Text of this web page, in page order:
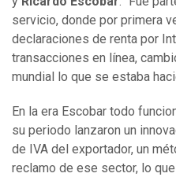
servicio, donde por primera
declaraciones de renta por
transacciones en línea,
mundial lo que se estaba
En la era Escobar todo
su periodo lanzaron un
de IVA del exportador, un
reclamo de ese sector, lo